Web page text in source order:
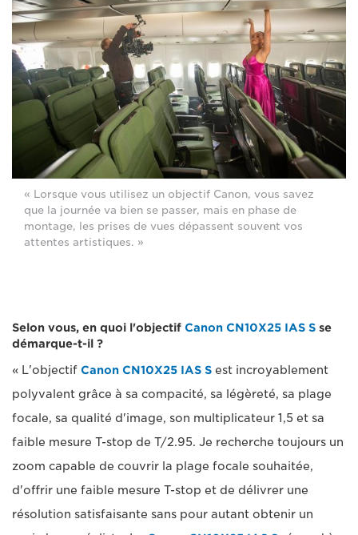
« Lorsque vous utilisez un objectif Canon, vous savez
que la journée va bien se passer, mais en phase de
montage, les prises de vues dépassent souvent vos
attentes artistiques. »
Selon vous, en quoi l'objectif Canon CN10X25 IAS S se
démarque-t-il ?
« L'objectif Canon CN10X25 IAS S est incroyablement
polyvalent grâce à sa compacité, sa légèreté, sa plage
focale, sa qualité d'image, son multiplicateur 1,5 et sa
faible mesure T-stop de T/2.95. Je recherche toujours un
zoom capable de couvrir la plage focale souhaitée,
d'offrir une faible mesure T-stop et de délivrer une
résolution satisfaisante sans pour autant obtenir un